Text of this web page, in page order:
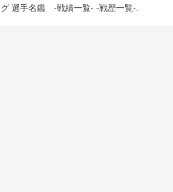
選手名鑑 -戦績一覧- -戦歴一覧-.